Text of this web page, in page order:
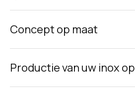
Concept op maat
Productie van uw inox